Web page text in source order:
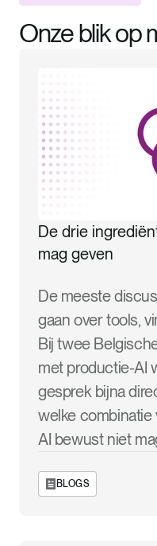
Onze blik op
De drie
mag geven
De meeste
gaan over tools,
Bij twee
met productie-AI
gesprek bijna
welke combinatie
AI bewust niet
BLOGS